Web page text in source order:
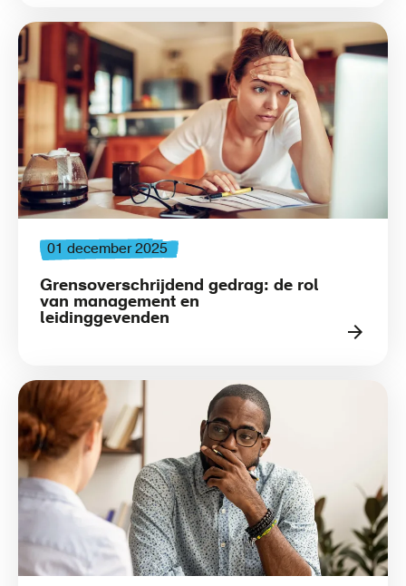
01 december 2025
Grensoverschrijdend gedrag: de rol
van management en
leidinggevenden